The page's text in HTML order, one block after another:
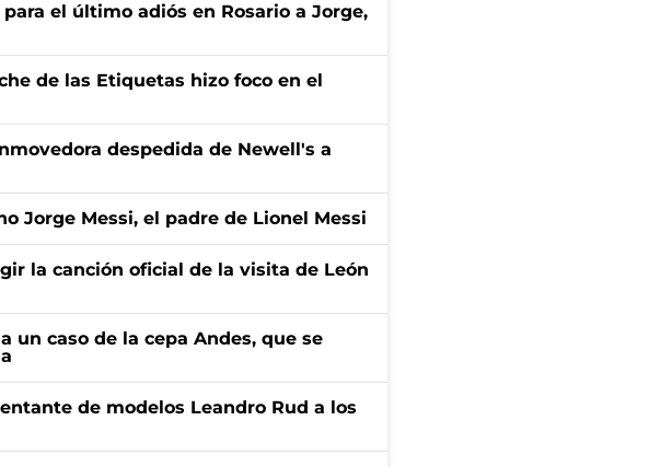
el último adiós en Rosario a Jorge,
de las Etiquetas hizo foco en el
despedida de Newell's a
Jorge Messi, el padre de Lionel Messi
la canción oficial de la visita de León
un caso de la cepa Andes, que se
de modelos Leandro Rud a los